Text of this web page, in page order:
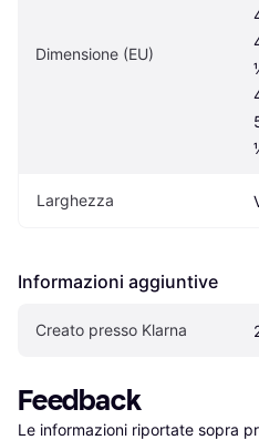
Dimensione (EU)
Larghezza
Informazioni aggiuntive
Creato presso Klarna
Feedback
Le informazioni riportate sopra